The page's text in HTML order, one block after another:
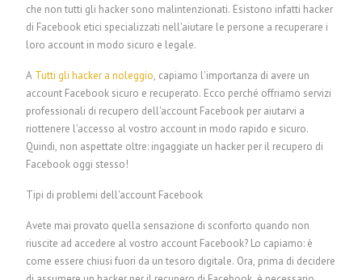
che non tutti gli hacker sono malintenzionati. Esistono infatti hacker
di Facebook etici specializzati nell'aiutare le persone a recuperare i
loro account in modo sicuro e legale.
A Tutti gli hacker a noleggio, capiamo l'importanza di avere un
account Facebook sicuro e recuperato. Ecco perché offriamo servizi
professionali di recupero dell'account Facebook per aiutarvi a
riottenere l'accesso al vostro account in modo rapido e sicuro.
Quindi, non aspettate oltre: ingaggiate un hacker per il recupero di
Facebook oggi stesso!
Tipi di problemi dell'account Facebook
Avete mai provato quella sensazione di sconforto quando non
riuscite ad accedere al vostro account Facebook? Lo capiamo: è
come essere chiusi fuori da un tesoro digitale. Ora, prima di decidere